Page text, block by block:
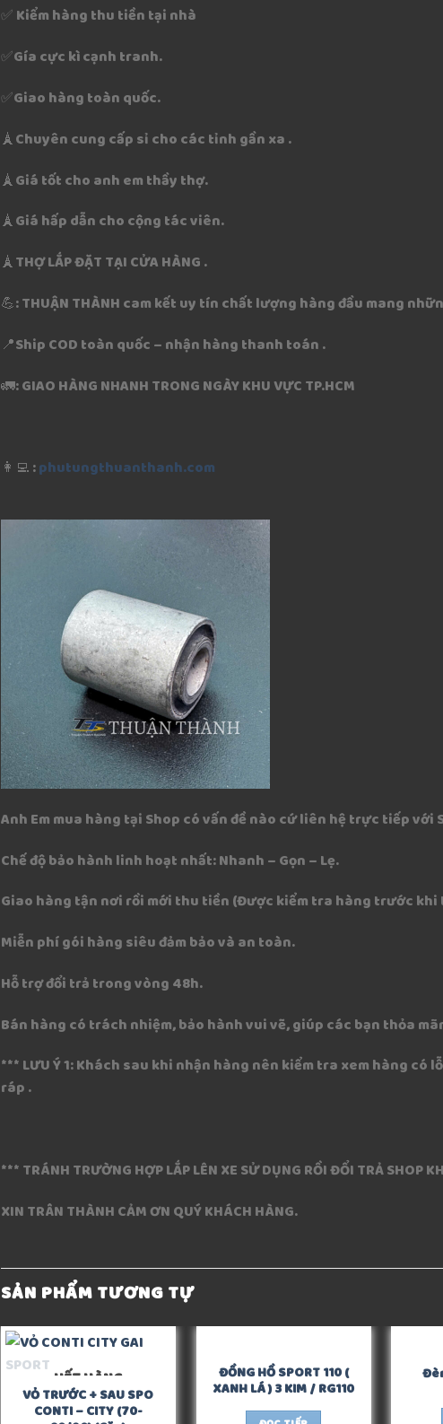
✅ Kiểm hàng thu tiền tại nhà
✅Gía cực kì cạnh tranh.
✅Giao hàng toàn quốc.
🗼Chuyên cung cấp sỉ cho các tỉnh gần xa .
🗼Giá tốt cho anh em thầy thợ.
🗼Giá hấp dẫn cho cộng tác viên.
🗼THỢ LẮP ĐẶT TẠI CỬA HÀNG .
💪: THUẬN THÀNH cam kết uy tín chất lượng hàng đầu mang
📍Ship COD toàn quốc – nhận hàng thanh toán .
🚛: GIAO HÀNG NHANH TRONG NGÀY KHU VỰC TP.HCM
👩‍💻 :phutungthuanthanh.com
Anh Em mua hàng tại Shop có vấn đề nào cứ liên hệ trực tiếp với
Chế độ bảo hành linh hoạt nhất: Nhanh – Gọn – Lẹ.
Giao hàng tận nơi rồi mới thu tiền (Được kiểm tra hàng trước
Miễn phí gói hàng siêu đảm bảo và an toàn.
Hỗ trợ đổi trả trong vòng 48h.
Bán hàng có trách nhiệm, bảo hành vui vẽ, giúp các bạn thỏa
*** LƯU Ý 1: Khách sau khi nhận hàng nên kiểm tra xem hàng
ráp .
*** TRÁNH TRƯỜNG HỢP LẮP LÊN XE SỬ DỤNG RỒI ĐỔI TRẢ SHOP
XIN TRÂN THÀNH CẢM ƠN QUÝ KHÁCH HÀNG.
SẢN PHẨM TƯƠNG TỰ
HẾT HÀNG
VỎ TRƯỚC + SAU SPO
CONTI – CITY (70-
ĐỒNG HỒ SPORT 110 (
XANH LÁ ) 3 KIM / RG110